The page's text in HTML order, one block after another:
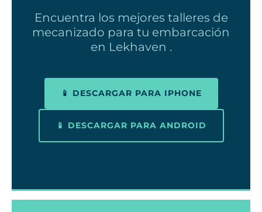
Encuentra los mejores talleres de
mecanizado para tu embarcación
en Lekhaven .
📱 DESCARGAR PARA IPHONE
📱 DESCARGAR PARA ANDROID